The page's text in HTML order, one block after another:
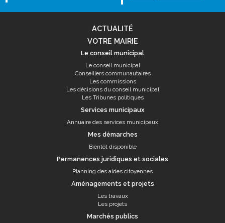
ACTUALITÉ
VOTRE MAIRIE
Le conseil municipal
Le conseil municipal
Conseillers communautaires
Les commissions
Les décisions du conseil municipal
Les Tribunes politiques
Services municipaux
Annuaire des services municipaux
Mes démarches
Bientôt disponible
Permanences juridiques et sociales
Planning des aides citoyennes
Aménagements et projets
Les travaux
Les projets
Marchés publics